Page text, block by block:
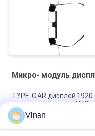
Микро- модуль
TYPE-C AR дисплей
микро дисплея для HUD
Полное HD Sony модуль
OLED 0,7 дюймов микро-
Vinan